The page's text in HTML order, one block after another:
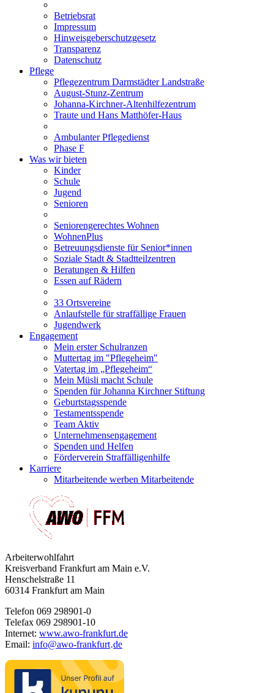
Betriebsrat
Impressum
Hinweisgeberschutzgesetz
Transparenz
Datenschutz
Pflege
Pflegezentrum Darmstädter Landstraße
August-Stunz-Zentrum
Johanna-Kirchner-Altenhilfezentrum
Traute und Hans Matthöfer-Haus
Ambulanter Pflegedienst
Phase F
Was wir bieten
Kinder
Schule
Jugend
Senioren
Seniorengerechtes Wohnen
WohnenPlus
Betreuungsdienste für Senior*innen
Soziale Stadt & Stadtteilzentren
Beratungen & Hilfen
Essen auf Rädern
33 Ortsvereine
Anlaufstelle für straffällige Frauen
Jugendwerk
Engagement
Mein erster Schulranzen
Muttertag im "Pflegeheim"
Vatertag im „Pflegeheim“
Mein Müsli macht Schule
Spenden für Johanna Kirchner Stiftung
Geburtstagsspende
Testamentsspende
Team Aktiv
Unternehmensengagement
Spenden und Helfen
Förderverein Straffälligenhilfe
Karriere
Mitarbeitende werben Mitarbeitende
Arbeiterwohlfahrt
Kreisverband Frankfurt am Main e.V.
Henschelstraße 11
60314 Frankfurt am Main
Telefon 069 298901-0
Telefax 069 298901-10
Internet: www.awo-frankfurt.de
Email: info@awo-frankfurt·de